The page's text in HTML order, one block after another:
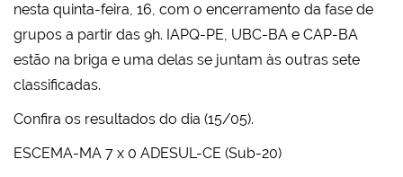
nesta quinta-feira, 16, com o encerramento da fase de
grupos a partir das 9h. IAPQ-PE, UBC-BA e CAP-BA
estão na briga e uma delas se juntam às outras sete
classificadas.
Confira os resultados do dia (15/05).
ESCEMA-MA 7 x 0 ADESUL-CE (Sub-20)